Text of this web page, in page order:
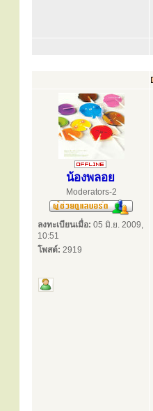
น้องพลอย
Moderators-2
ลงทะเบียนเมื่อ: 05 มิ.ย. 2009,
10:51
โพสต์: 2919